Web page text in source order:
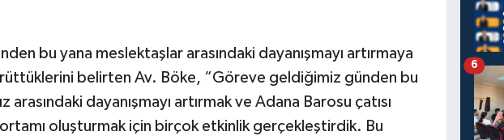
bu yana meslektaşlar arasındaki dayanışmayı artırmaya
belirten Av. Böke, “Göreve geldiğimiz günden bu
arasındaki dayanışmayı artırmak ve Adana Barosu çatısı
oluşturmak için birçok etkinlik gerçekleştirdik. Bu
6